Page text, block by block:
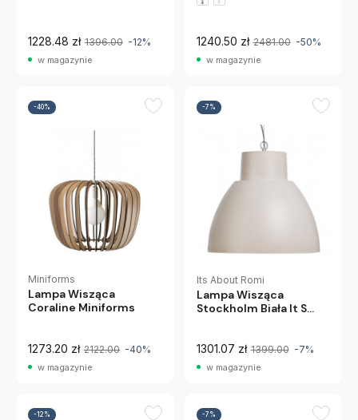
1228.48 zł 1396.00 -12%
w magazynie
1240.50 zł 2481.00 -50%
w magazynie
-40%
Miniforms
Lampa Wisząca
Coraline Miniforms
1273.20 zł 2122.00 -40%
w magazynie
-7%
Its About Romi
Lampa Wisząca
Stockholm Biała It S
1301.07 zł 1399.00 -7%
w magazynie
-12% -7%